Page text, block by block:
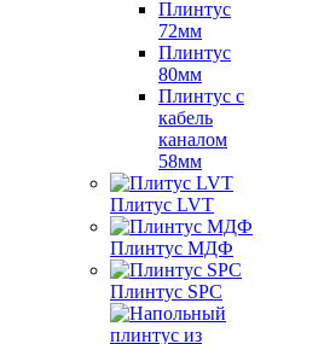
Плинтус
72мм
Плинтус
80мм
Плинтус с
кабель
каналом
58мм
Плитус LVT
Плинтус МДФ
Плинтус SPC